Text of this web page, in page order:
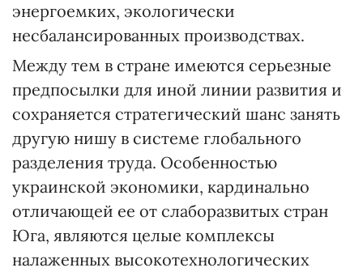
энергоемких, экологически
несбалансированных производствах.
Между тем в стране имеются серьезные
предпосылки для иной линии развития и
сохраняется стратегический шанс занять
другую нишу в системе глобального
разделения труда. Особенностью
украинской экономики, кардинально
отличающей ее от слаборазвитых стран
Юга, являются целые комплексы
налаженных высокотехнологических